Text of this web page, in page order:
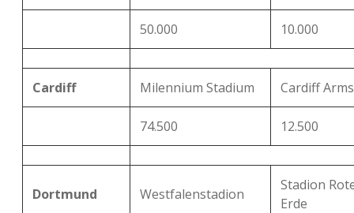
50.000 10.000
Cardiff Milennium Stadium Cardiff
74.500 12.500
Dortmund Westfalenstadion
Stadion
Erde